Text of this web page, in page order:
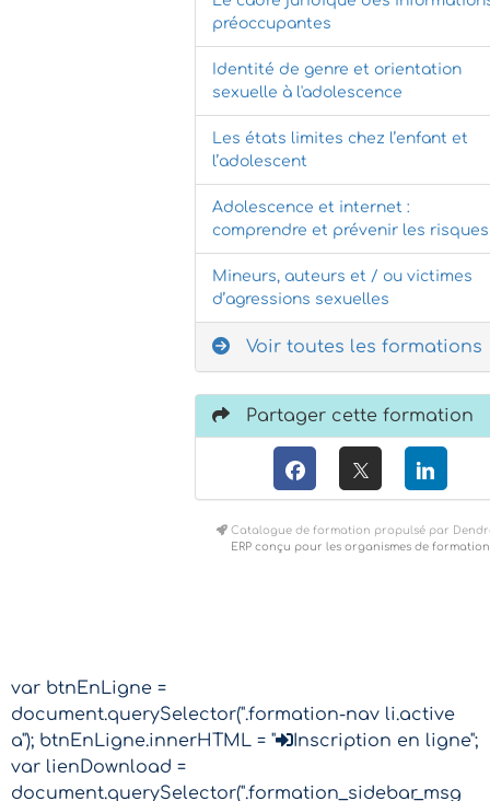
préoccupantes
Identité de genre et orientation
sexuelle à l'adolescence
Les états limites chez l’enfant et
l’adolescent
Adolescence et internet :
comprendre et prévenir les risques
Mineurs, auteurs et / ou victimes
d’agressions sexuelles
Voir toutes les formations
Partager cette formation
Catalogue de formation propulsé par
ERP conçu pour les organismes de formation
var btnEnLigne =
document.querySelector(".formation-nav li.active
a"); btnEnLigne.innerHTML = "
Inscription en ligne";
var lienDownload =
document.querySelector(".formation_sidebar_msg